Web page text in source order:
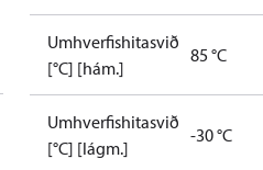
Umhverfishitasvið
[°C] [hám.]
85 °C
Umhverfishitasvið
[°C] [lágm.]
-30 °C